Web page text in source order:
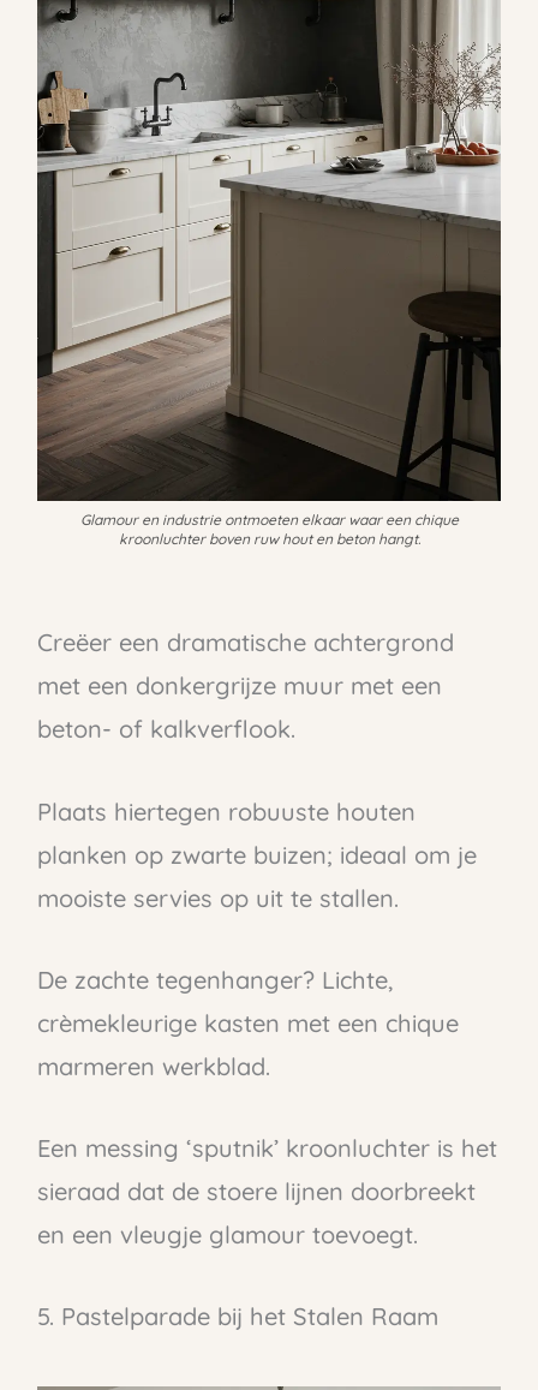
Glamour en industrie ontmoeten elkaar waar een chique
kroonluchter boven ruw hout en beton hangt.
Creëer een dramatische achtergrond
met een donkergrijze muur met een
beton- of kalkverflook.
Plaats hiertegen robuuste houten
planken op zwarte buizen; ideaal om je
mooiste servies op uit te stallen.
De zachte tegenhanger? Lichte,
crèmekleurige kasten met een chique
marmeren werkblad.
Een messing ‘sputnik’ kroonluchter is het
sieraad dat de stoere lijnen doorbreekt
en een vleugje glamour toevoegt.
5. Pastelparade bij het Stalen Raam